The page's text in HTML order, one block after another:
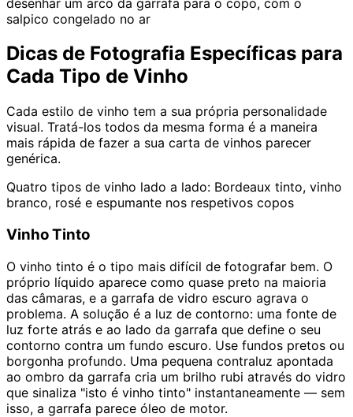
salpico congelado no ar
Dicas de Fotografia Específicas para
Cada Tipo de Vinho
Cada estilo de vinho tem a sua própria personalidade
visual. Tratá-los todos da mesma forma é a maneira
mais rápida de fazer a sua carta de vinhos parecer
genérica.
Quatro tipos de vinho lado a lado: Bordeaux tinto, vinho
branco, rosé e espumante nos respetivos copos
Vinho Tinto
O vinho tinto é o tipo mais difícil de fotografar bem. O
próprio líquido aparece como quase preto na maioria
das câmaras, e a garrafa de vidro escuro agrava o
problema. A solução é a luz de contorno: uma fonte de
luz forte atrás e ao lado da garrafa que define o seu
contorno contra um fundo escuro. Use fundos pretos ou
borgonha profundo. Uma pequena contraluz apontada
ao ombro da garrafa cria um brilho rubi através do vidro
que sinaliza "isto é vinho tinto" instantaneamente — sem
isso, a garrafa parece óleo de motor.